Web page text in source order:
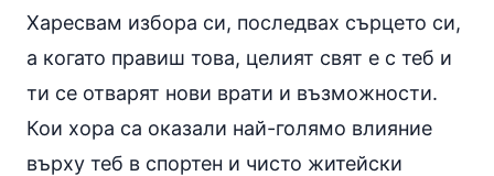
Харесвам избора си, последвах сърцето си,
а когато правиш това, целият свят е с теб и
ти се отварят нови врати и възможности.
Кои хора са оказали най-голямо влияние
върху теб в спортен и чисто житейски